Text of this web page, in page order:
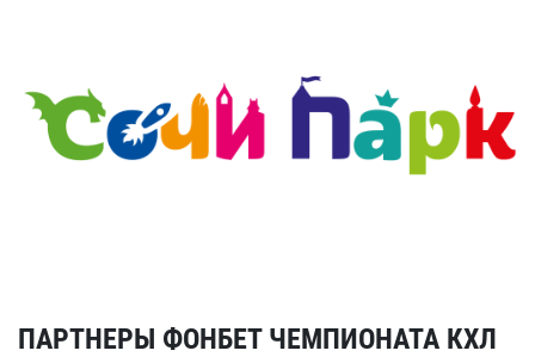
ПАРТНЕРЫ ФОНБЕТ ЧЕМПИОНАТА КХЛ